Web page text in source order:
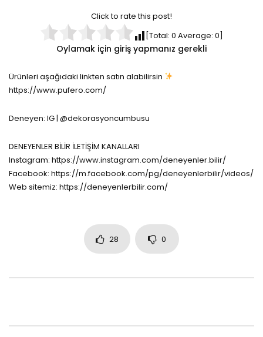
Click to rate this post!
[Total: 0 Average: 0]
Oylamak için giriş yapmanız gerekli
Ürünleri aşağıdaki linkten satın alabilirsin
https://www.pufero.com/
Deneyen: IG | @dekorasyoncumbusu
DENEYENLER BİLİR İLETİŞİM KANALLARI
Instagram: https://www.instagram.com/deneyenler.bilir/
Facebook: https://m.facebook.com/pg/deneyenlerbilir/videos/
Web sitemiz: https://deneyenlerbilir.com/
28 0